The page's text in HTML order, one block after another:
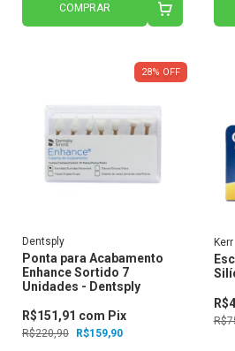
COMPRAR
28% OFF
Dentsply
Ponta para Acabamento
Enhance Sortido 7
Unidades - Dentsply
R$220,90 R$159,90
R$151,91 com Pix
Kerr